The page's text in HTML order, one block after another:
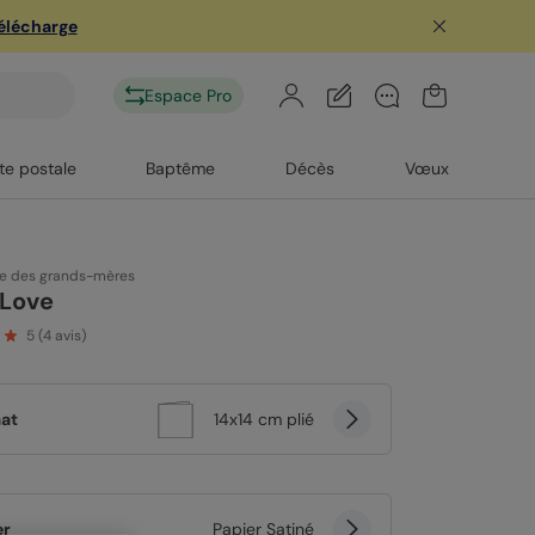
Espace Pro
postale Baptême Décès Vœux
des grands-mères
5(4 avis)
14x14 cm plié
Papier Satiné